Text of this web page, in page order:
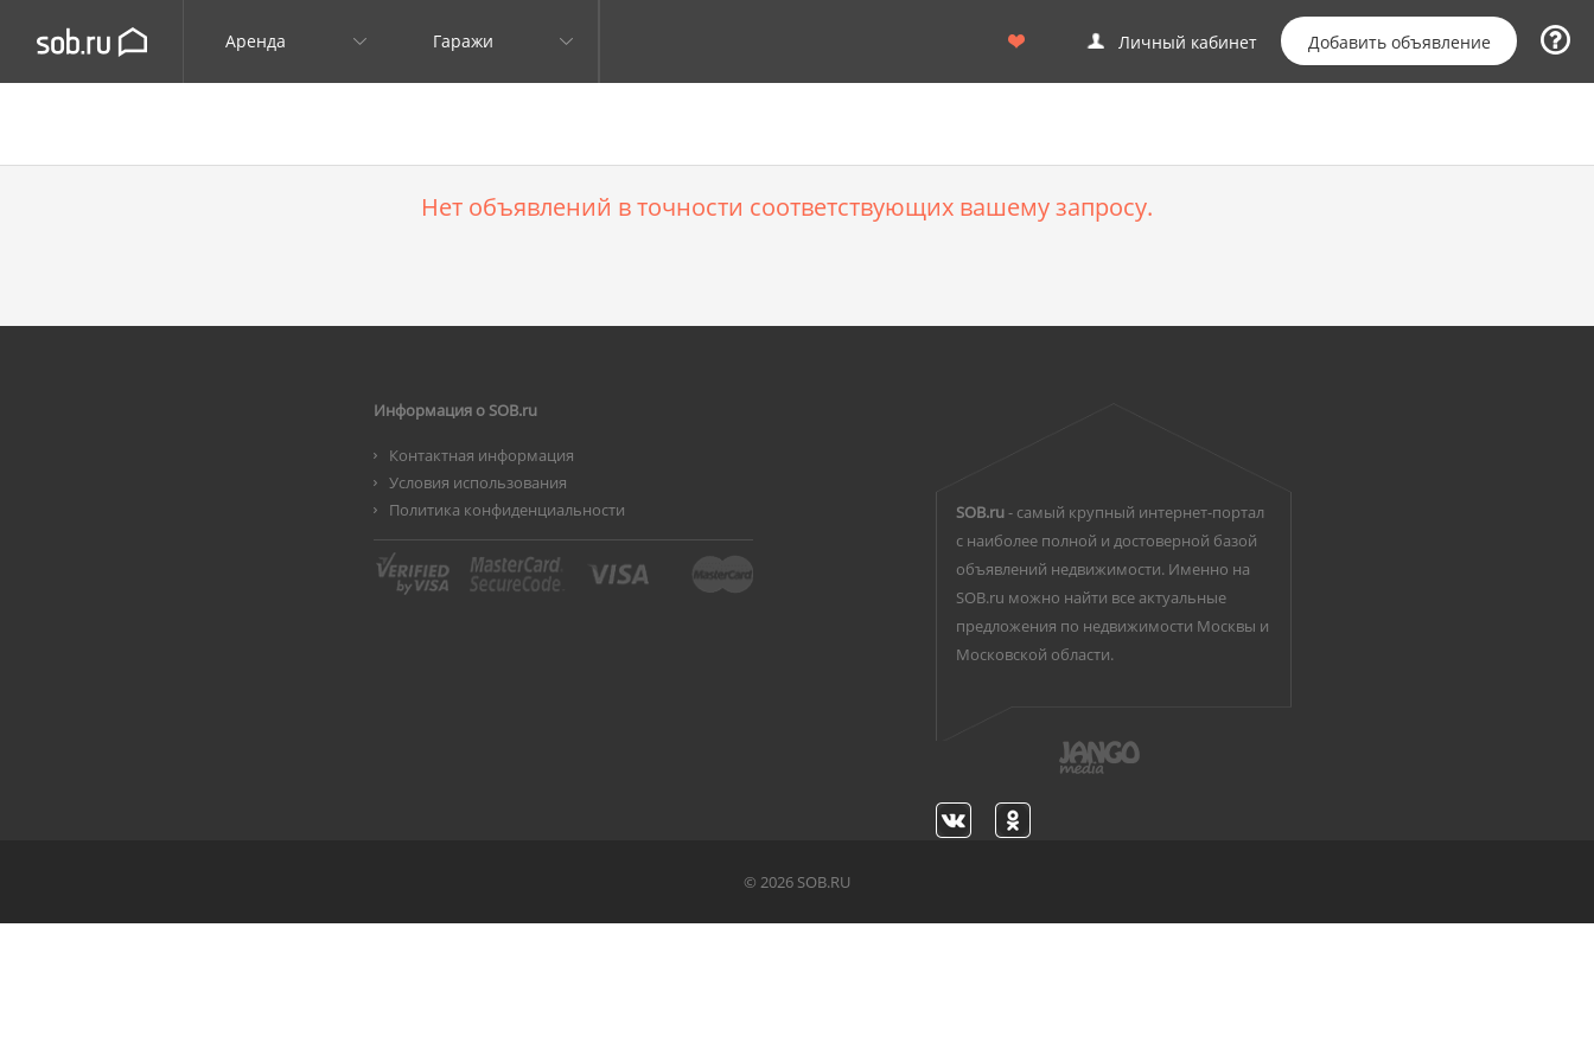
Аренда Гаражи Личный кабинет Добавить объявление
Нет объявлений в точности соответствующих вашему запросу.
Информация о SOB.ru
Контактная информация
Условия использования
Политика конфиденциальности
SOB.ru- самый крупный интернет-портал
с наиболее полной и достоверной базой
объявлений недвижимости. Именно на
SOB.ru можно найти все актуальные
предложения по недвижимости Москвы и
Московской области.
© 2026 SOB.RU